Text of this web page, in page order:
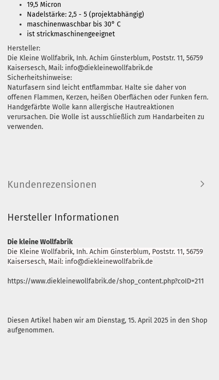
19,5 Micron
Nadelstärke: 2,5 - 5 (projektabhängig)
maschinenwaschbar bis 30° C
ist strickmaschinengeeignet
Hersteller:
Die Kleine Wollfabrik, Inh. Achim Ginsterblum, Poststr. 11, 56759
Kaisersesch, Mail: info@diekleinewollfabrik.de
Sicherheitshinweise:
Naturfasern sind leicht entflammbar. Halte sie daher von
offenen Flammen, Kerzen, heißen Oberflächen oder Funken fern.
Handgefärbte Wolle kann allergische Hautreaktionen
verursachen. Die Wolle ist ausschließlich zum Handarbeiten zu
verwenden.
Kundenrezensionen
Hersteller Informationen
Die kleine Wollfabrik
Die Kleine Wollfabrik, Inh. Achim Ginsterblum, Poststr. 11, 56759
Kaisersesch, Mail: info@diekleinewollfabrik.de
https://www.diekleinewollfabrik.de/shop_content.php?coID=211
Diesen Artikel haben wir am Dienstag, 15. April 2025 in den Shop
aufgenommen.